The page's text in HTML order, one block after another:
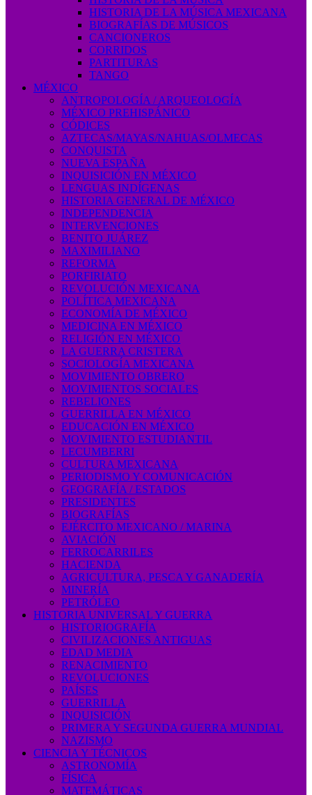
HISTORIA DE LA MÚSICA MEXICANA
BIOGRAFÍAS DE MÚSICOS
CANCIONEROS
CORRIDOS
PARTITURAS
TANGO
MÉXICO
ANTROPOLOGÍA / ARQUEOLOGÍA
MÉXICO PREHISPÁNICO
CÓDICES
AZTECAS/MAYAS/NAHUAS/OLMECAS
CONQUISTA
NUEVA ESPAÑA
INQUISICIÓN EN MÉXICO
LENGUAS INDÍGENAS
HISTORIA GENERAL DE MÉXICO
INDEPENDENCIA
INTERVENCIONES
BENITO JUÁREZ
MAXIMILIANO
REFORMA
PORFIRIATO
REVOLUCIÓN MEXICANA
POLÍTICA MEXICANA
ECONOMÍA DE MÉXICO
MEDICINA EN MÉXICO
RELIGIÓN EN MÉXICO
LA GUERRA CRISTERA
SOCIOLOGÍA MEXICANA
MOVIMIENTO OBRERO
MOVIMIENTOS SOCIALES
REBELIONES
GUERRILLA EN MÉXICO
EDUCACIÓN EN MÉXICO
MOVIMIENTO ESTUDIANTIL
LECUMBERRI
CULTURA MEXICANA
PERIODISMO Y COMUNICACIÓN
GEOGRAFÍA / ESTADOS
PRESIDENTES
BIOGRAFÍAS
EJÉRCITO MEXICANO / MARINA
AVIACIÓN
FERROCARRILES
HACIENDA
AGRICULTURA, PESCA Y GANADERÍA
MINERÍA
PETRÓLEO
HISTORIA UNIVERSAL Y GUERRA
HISTORIOGRAFÍA
CIVILIZACIONES ANTIGUAS
EDAD MEDIA
RENACIMIENTO
REVOLUCIONES
PAÍSES
GUERRILLA
INQUISICIÓN
PRIMERA Y SEGUNDA GUERRA MUNDIAL
NAZISMO
CIENCIA Y TÉCNICOS
ASTRONOMÍA
FÍSICA
MATEMÁTICAS